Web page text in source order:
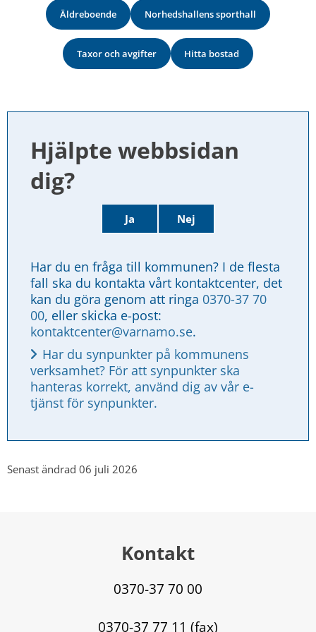
Äldreboende Norhedshallens sporthall
Taxor och avgifter Hitta bostad
Hjälpte webbsidan
dig?
Ja Nej
Har du en fråga till kommunen? I de flesta
fall ska du kontakta vårt kontaktcenter, det
kan du göra genom att ringa 0370-37 70
00
kontaktcenter@varnamo.se.
Har du synpunkter på kommunens
verksamhet? För att synpunkter ska
hanteras korrekt, använd dig av vår e-
tjänst för synpunkter.
Senast ändrad 06 juli 2026
Kontakt
0370-37 70 00
0370-37 77 11 (fax)